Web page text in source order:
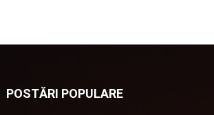
POSTĂRI POPULARE